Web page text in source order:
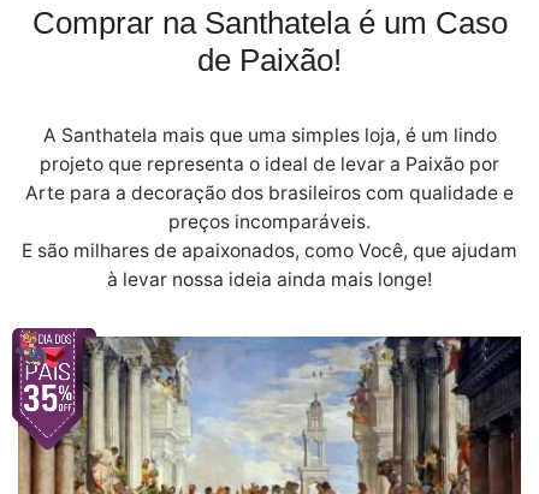
Comprar na Santhatela é um Caso
de Paixão!
A Santhatela mais que uma simples loja, é um lindo
projeto que representa o ideal de levar a Paixão por
Arte para a decoração dos brasileiros com qualidade e
preços incomparáveis.
E são milhares de apaixonados, como Você, que ajudam
à levar nossa ideia ainda mais longe!